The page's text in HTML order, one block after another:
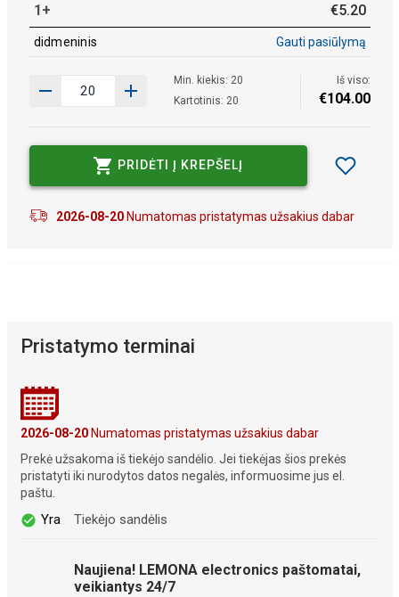
1+ €5.20
didmeninis Gauti pasiūlymą
Min. kiekis: 20
Kartotinis: 20
Iš viso:
€104.00
PRIDĖTI Į KREPŠELĮ
2026-08-20Numatomas pristatymas užsakius dabar
Pristatymo terminai
2026-08-20Numatomas pristatymas užsakius dabar
Prekė užsakoma iš tiekėjo sandėlio. Jei tiekėjas šios prekės
pristatyti iki nurodytos datos negalės, informuosime jus el.
paštu.
Yra Tiekėjo sandėlis
Naujiena! LEMONA electronics paštomatai,
veikiantys 24/7